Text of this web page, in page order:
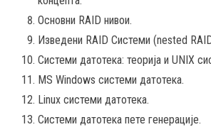
Основни RAID нивои.
Изведени RAID Системи (nested
Системи датотека: теорија и UNIX
MS Windows системи датотека.
Linux системи датотека.
Системи датотека пете генерације.